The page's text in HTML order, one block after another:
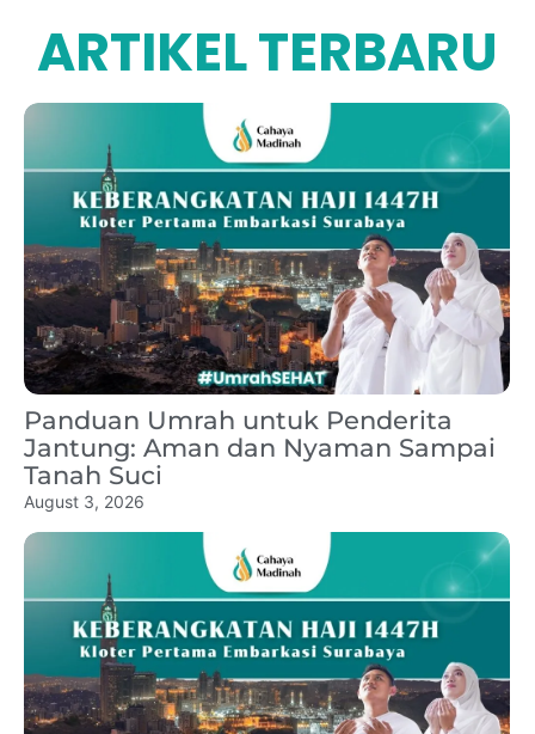
ARTIKEL TERBARU
Panduan Umrah untuk Penderita
Jantung: Aman dan Nyaman Sampai
Tanah Suci
August 3, 2026